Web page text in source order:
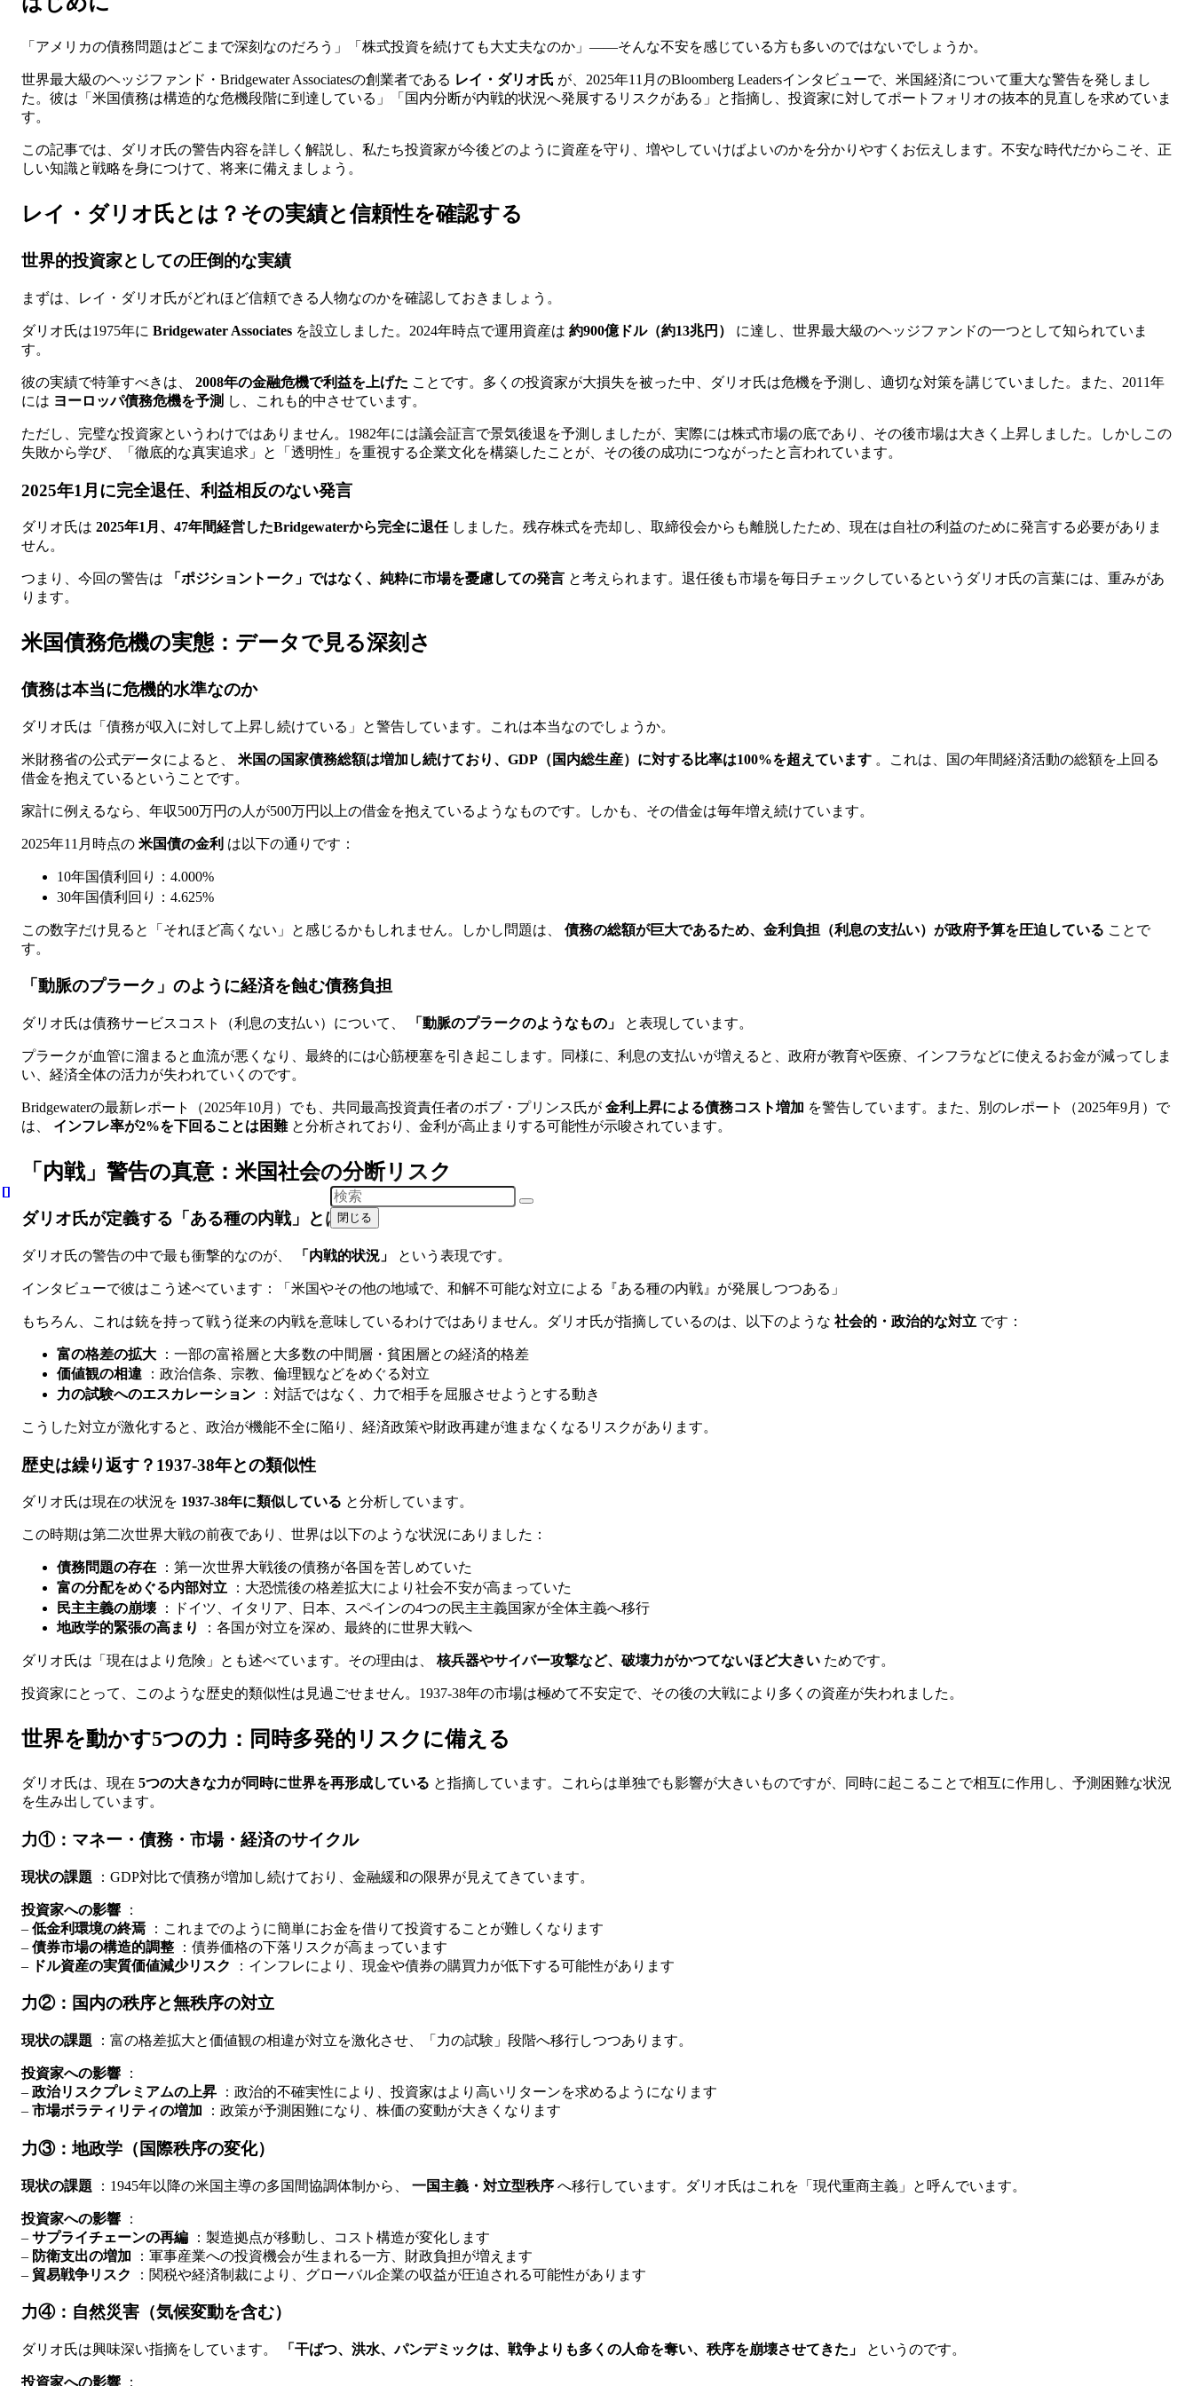
「アメリカの債務問題はどこまで深刻なのだろう」「株式投資を続けても大丈夫なのか」――そんな不安を感じている方も多いのではないでしょうか。
世界最大級のヘッジファンド・Bridgewater Associatesの創業者である レイ・ダリオ氏 が、2025年11月のBloomberg Leadersインタビューで、米国経済について重大な警告を発しまし
た。彼は「米国債務は構造的な危機段階に到達している」「国内分断が内戦的状況へ発展するリスクがある」と指摘し、投資家に対してポートフォリオの抜本的見直しを求めていま
す。
この記事では、ダリオ氏の警告内容を詳しく解説し、私たち投資家が今後どのように資産を守り、増やしていけばよいのかを分かりやすくお伝えします。不安な時代だからこそ、正
しい知識と戦略を身につけて、将来に備えましょう。
レイ・ダリオ氏とは？その実績と信頼性を確認する
世界的投資家としての圧倒的な実績
まずは、レイ・ダリオ氏がどれほど信頼できる人物なのかを確認しておきましょう。
ダリオ氏は1975年に Bridgewater Associates を設立しました。2024年時点で運用資産は 約900億ドル（約13兆円）
に達し、世界最大級のヘッジファンドの一つとして知られていま
す。
彼の実績で特筆すべきは、 2008年の金融危機で利益を上げた ことです。多くの投資家が大損失を被った中、ダリオ氏は危機を予測し、適切な対策を講じていました。また、2011年
には ヨーロッパ債務危機を予測 し、これも的中させています。
ただし、完璧な投資家というわけではありません。1982年には議会証言で景気後退を予測しましたが、実際には株式市場の底であり、その後市場は大きく上昇しました。しかしこの
失敗から学び、「徹底的な真実追求」と「透明性」を重視する企業文化を構築したことが、その後の成功につながったと言われています。
2025年1月に完全退任、利益相反のない発言
ダリオ氏は 2025年1月、47年間経営したBridgewaterから完全に退任しました。残存株式を売却し、取締役会からも離脱したため、現在は自社の利益のために発言する必要がありま
せん。
つまり、今回の警告は 「ポジショントーク」ではなく、純粋に市場を憂慮しての発言 と考えられます。退任後も市場を毎日チェックしているというダリオ氏の言葉には、重みがあ
ります。
米国債務危機の実態：データで見る深刻さ
債務は本当に危機的水準なのか
ダリオ氏は「債務が収入に対して上昇し続けている」と警告しています。これは本当なのでしょうか。
米財務省の公式データによると、 米国の国家債務総額は増加し続けており、GDP（国内総生産）に対する比率は100%を超えています 。これは、国の年間経済活動の総額を上回る
借金を抱えているということです。
家計に例えるなら、年収500万円の人が500万円以上の借金を抱えているようなものです。しかも、その借金は毎年増え続けています。
2025年11月時点の 米国債の金利 は以下の通りです：
10年国債利回り：4.000%
30年国債利回り：4.625%
この数字だけ見ると「それほど高くない」と感じるかもしれません。しかし問題は、 債務の総額が巨大であるため、金利負担（利息の支払い）が政府予算を圧迫している ことで
す。
「動脈のプラーク」のように経済を蝕む債務負担
ダリオ氏は債務サービスコスト（利息の支払い）について、 「動脈のプラークのようなもの」 と表現しています。
プラークが血管に溜まると血流が悪くなり、最終的には心筋梗塞を引き起こします。同様に、利息の支払いが増えると、政府が教育や医療、インフラなどに使えるお金が減ってしま
い、経済全体の活力が失われていくのです。
Bridgewaterの最新レポート（2025年10月）でも、共同最高投資責任者のボブ・プリンス氏が 金利上昇による債務コスト増加 を警告しています。また、別のレポート（2025年9月）で
は、 インフレ率が2%を下回ることは困難と分析されており、金利が高止まりする可能性が示唆されています。
「内戦」警告の真意：米国社会の分断リスク
ダリオ氏が定義する「ある種の内戦」とは
ダリオ氏の警告の中で最も衝撃的なのが、 「内戦的状況」 という表現です。
インタビューで彼はこう述べています：「米国やその他の地域で、和解不可能な対立による『ある種の内戦』が発展しつつある」
もちろん、これは銃を持って戦う従来の内戦を意味しているわけではありません。ダリオ氏が指摘しているのは、以下のような 社会的・政治的な対立 です：
富の格差の拡大 ：一部の富裕層と大多数の中間層・貧困層との経済的格差
価値観の相違 ：政治信条、宗教、倫理観などをめぐる対立
力の試験へのエスカレーション ：対話ではなく、力で相手を屈服させようとする動き
こうした対立が激化すると、政治が機能不全に陥り、経済政策や財政再建が進まなくなるリスクがあります。
歴史は繰り返す？1937-38年との類似性
ダリオ氏は現在の状況を 1937-38年に類似している と分析しています。
この時期は第二次世界大戦の前夜であり、世界は以下のような状況にありました：
債務問題の存在 ：第一次世界大戦後の債務が各国を苦しめていた
富の分配をめぐる内部対立 ：大恐慌後の格差拡大により社会不安が高まっていた
民主主義の崩壊：ドイツ、イタリア、日本、スペインの4つの民主主義国家が全体主義へ移行
地政学的緊張の高まり
：各国が対立を深め、最終的に世界大戦へ
ダリオ氏は「現在はより危険」とも述べています。その理由は、 核兵器やサイバー攻撃など、破壊力がかつてないほど大きい ためです。
投資家にとって、このような歴史的類似性は見過ごせません。1937-38年の市場は極めて不安定で、その後の大戦により多くの資産が失われました。
世界を動かす5つの力：同時多発的リスクに備える
ダリオ氏は、現在 5つの大きな力が同時に世界を再形成している と指摘しています。これらは単独でも影響が大きいものですが、同時に起こることで相互に作用し、予測困難な状況
を生み出しています。
力①：マネー・債務・市場・経済のサイクル
現状の課題 ：GDP対比で債務が増加し続けており、金融緩和の限界が見えてきています。
投資家への影響 ：
– 低金利環境の終焉 ：これまでのように簡単にお金を借りて投資することが難しくなります
– 債券市場の構造的調整 ：債券価格の下落リスクが高まっています
–
ドル資産の実質価値減少リスク ：インフレにより、現金や債券の購買力が低下する可能性があります
力②：国内の秩序と無秩序の対立
現状の課題 ：富の格差拡大と価値観の相違が対立を激化させ、「力の試験」段階へ移行しつつあります。
投資家への影響 ：
– 政治リスクプレミアムの上昇 ：政治的不確実性により、投資家はより高いリターンを求めるようになります
– 市場ボラティリティの増加 ：政策が予測困難になり、株価の変動が大きくなります
力③：地政学（国際秩序の変化）
現状の課題 ：1945年以降の米国主導の多国間協調体制から、 一国主義・対立型秩序 へ移行しています。ダリオ氏はこれを「現代重商主義」と呼んでいます。
投資家への影響 ：
– サプライチェーンの再編 ：製造拠点が移動し、コスト構造が変化します
– 防衛支出の増加 ：軍事産業への投資機会が生まれる一方、財政負担が増えます
– 貿易戦争リスク ：関税や経済制裁により、グローバル企業の収益が圧迫される可能性があります
力④：自然災害（気候変動を含む）
ダリオ氏は興味深い指摘をしています。 「干ばつ、洪水、パンデミックは、戦争よりも多くの人命を奪い、秩序を崩壊させてきた」 というのです。
投資家への影響 ：
閉じる